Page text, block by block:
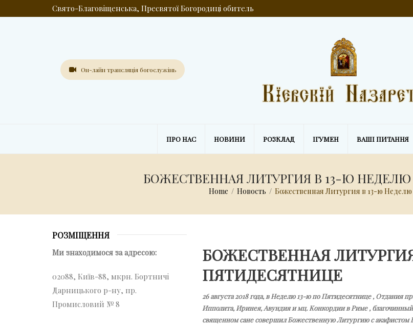
Свято-Благовіщенська, Пресвятої Богородиці обитель
Он-лайн трансляція богослужінь
ПРО НАС НОВИНИ РОЗКЛАД ІГУМЕН ВАШІ ПИТАННЯ
БОЖЕСТВЕННАЯ ЛИТУРГИЯ В 13-Ю
Home / Новость / Божественная Литургия в 13-ю
БОЖЕСТВЕННАЯ
ПЯТИДЕСЯТНИЦЕ
26 августа 2018 года, в Неделю 13-ю по Пятидесятнице ,
Ипполита, Иринея, Авундия и мц. Конкордии в Риме ,
священном сане совершил Божественную Литургию с акафистом
РОЗМІЩЕННЯ
Ми знаходимося за адресою:
02088, Київ-88, мкрн. Бортничі
Дарницького р-ну, пр.
Промисловий № 8